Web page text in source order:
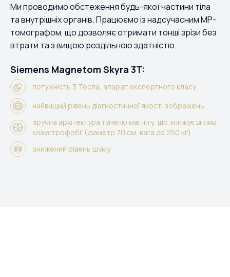
Ми проводимо обстеження будь-якої частини тіла
та внутрішніх органів. Працюємо із надсучасним МР-
томографом, що дозволяє отримати тонші зрізи без
втрати та з вищою роздільною здатністю.
Siemens Magnetom Skyra 3T:
потужність 3 Тесла, апарат експертного класу
найвищий рівень діагностичної якості зображень
зручна архітектура тунелю магніту, що знижує вплив
клаустрофобії (діаметр 70 см, вага до 250 кг)
знижений рівень шуму